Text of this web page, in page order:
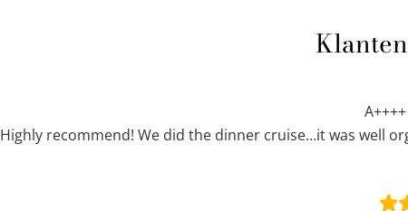
Highly recommend! We did the dinner cruise…it was well